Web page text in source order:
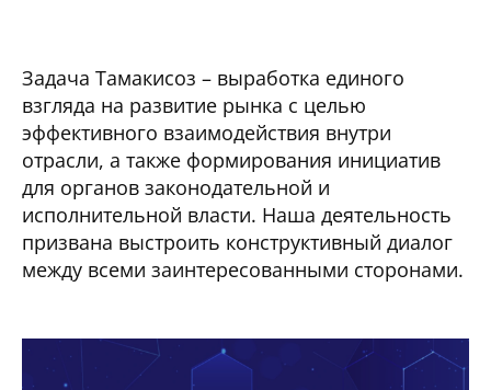
Задача Тамакисоз – выработка единого
взгляда на развитие рынка с целью
эффективного взаимодействия внутри
отрасли, а также формирования инициатив
для органов законодательной и
исполнительной власти. Наша деятельность
призвана выстроить конструктивный диалог
между всеми заинтересованными сторонами.